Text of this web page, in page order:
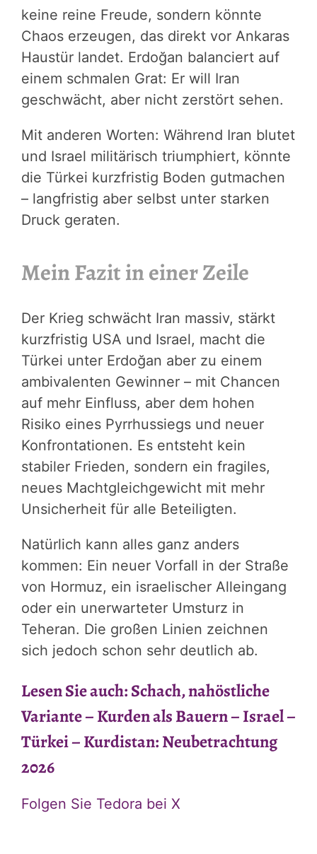
keine reine Freude, sondern könnte
Chaos erzeugen, das direkt vor Ankaras
Haustür landet. Erdoğan balanciert auf
einem schmalen Grat: Er will Iran
geschwächt, aber nicht zerstört sehen.
Mit anderen Worten: Während Iran blutet
und Israel militärisch triumphiert, könnte
die Türkei kurzfristig Boden gutmachen
– langfristig aber selbst unter starken
Druck geraten.
Mein Fazit in einer Zeile
Der Krieg schwächt Iran massiv, stärkt
kurzfristig USA und Israel, macht die
Türkei unter Erdoğan aber zu einem
ambivalenten Gewinner – mit Chancen
auf mehr Einfluss, aber dem hohen
Risiko eines Pyrrhussiegs und neuer
Konfrontationen. Es entsteht kein
stabiler Frieden, sondern ein fragiles,
neues Machtgleichgewicht mit mehr
Unsicherheit für alle Beteiligten.
Natürlich kann alles ganz anders
kommen: Ein neuer Vorfall in der Straße
von Hormuz, ein israelischer Alleingang
oder ein unerwarteter Umsturz in
Teheran. Die großen Linien zeichnen
sich jedoch schon sehr deutlich ab.
Lesen Sie auch: Schach, nahöstliche
Variante – Kurden als Bauern – Israel –
Türkei – Kurdistan: Neubetrachtung
2026
Folgen Sie Tedora bei X